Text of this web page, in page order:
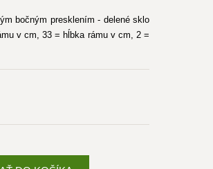
bočným presklením - delené sklo
v cm, 33 = hĺbka rámu v cm, 2 =